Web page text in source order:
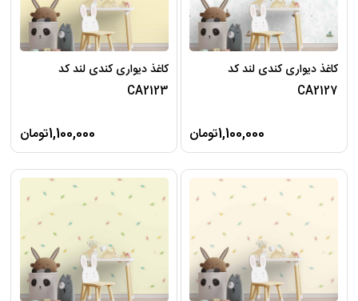
کاغذ دیواری کندی لند کد
CA2127
1,100,000تومان
کاغذ دیواری کندی لند کد
CA2123
1,100,000تومان